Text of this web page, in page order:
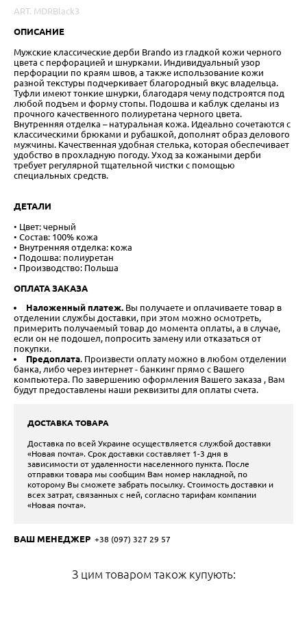
ART. MDRBlack3
ОПИСАНИЕ
Мужские классические дерби Brando из гладкой кожи черного
цвета с перфорацией и шнурками. Индивидуальный узор
перфорации по краям швов, а также использование кожи
разной текстуры подчеркивает благородный вкус владельца.
Туфли имеют тонкие шнурки, благодаря чему подстроятся под
любой подъем и форму стопы. Подошва и каблук сделаны из
прочного качественного полиуретана черного цвета.
Внутренняя отделка – натуральная кожа. Идеально сочетаются с
классическими брюками и рубашкой, дополнят образ делового
мужчины. Качественная удобная стелька, которая обеспечивает
удобство в прохладную погоду. Уход за кожаными дерби
требует регулярной тщательной чистки с помощью
специальных средств.
ДЕТАЛИ
• Цвет: черный
• Состав: 100% кожа
• Внутренняя отделка: кожа
• Подошва: полиуретан
• Производство: Польша
ОПЛАТА ЗАКАЗА
Наложенный платеж. Вы получаете и оплачиваете товар в
отделении службы доставки, при этом можно осмотреть,
примерить получаемый товар до момента оплаты, а в случае,
если он не подошел, попросить замену или отказаться от
покупки.
Предоплата. Произвести оплату можно в любом отделении
банка, либо через интернет - банкинг прямо с Вашего
компьютера. По завершению оформления Вашего заказа , Вам
будут предоставлены наши реквизиты для оплаты счета.
ДОСТАВКА ТОВАРА
Доставка по всей Украине осуществляется службой доставки
«Новая почта». Срок доставки составляет 1-3 дня в
зависимости от удаленности населенного пункта. После
отправки товара мы сообщим Вам номер накладной, по
которому Вы сможете забрать посылку. Стоимость доставки и
всех затрат, связанных с ней, согласно тарифам компании
«Новая почта».
ВАШ МЕНЕДЖЕР +38 (097) 327 29 57
З цим товаром також купують: